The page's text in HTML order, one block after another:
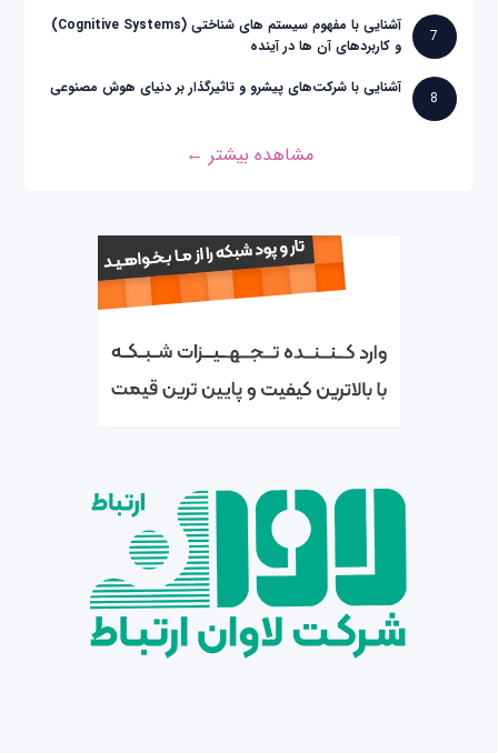
7
آشنایی با مفهوم سیستم های شناختی (Cognitive Systems)
و کاربردهای آن ها در آینده
8
آشنایی با شرکت‌های پیشرو و تاثیرگذار بر دنیای هوش مصنوعی
مشاهده بیشتر ←